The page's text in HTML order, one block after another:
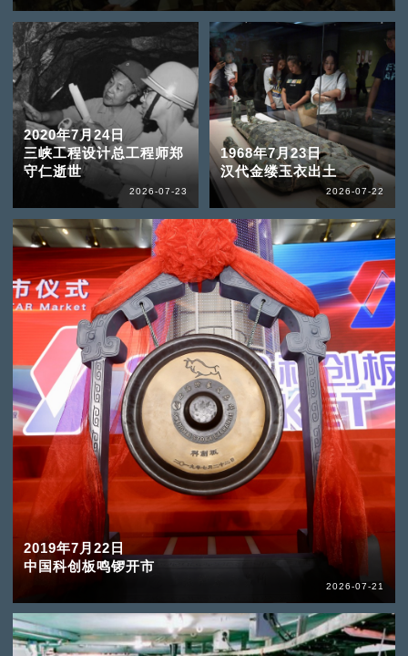
2020年7月24日
三峡工程设计总工程师郑
守仁逝世
2026-07-23
1968年7月23日
汉代金缕玉衣出土
2026-07-22
2019年7月22日
中国科创板鸣锣开市
2026-07-21